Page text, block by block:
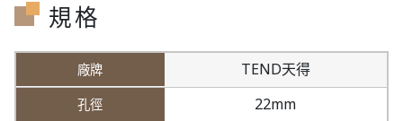
規格
TEND天得
22mm